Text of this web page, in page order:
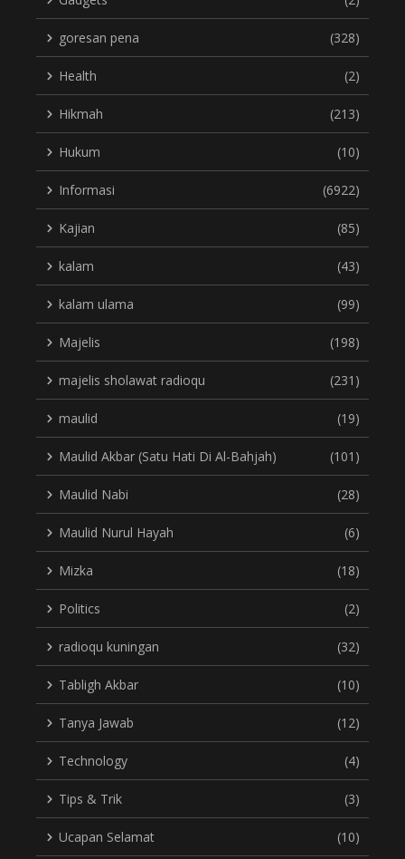
goresan pena (328)
Health (2)
Hikmah (213)
Hukum (10)
Informasi (6922)
Kajian (85)
kalam (43)
kalam ulama (99)
Majelis (198)
majelis sholawat radioqu (231)
maulid (19)
Maulid Akbar (Satu Hati Di Al-Bahjah) (101)
Maulid Nabi (28)
Maulid Nurul Hayah (6)
Mizka (18)
Politics (2)
radioqu kuningan (32)
Tabligh Akbar (10)
Tanya Jawab (12)
Technology (4)
Tips & Trik (3)
Ucapan Selamat (10)